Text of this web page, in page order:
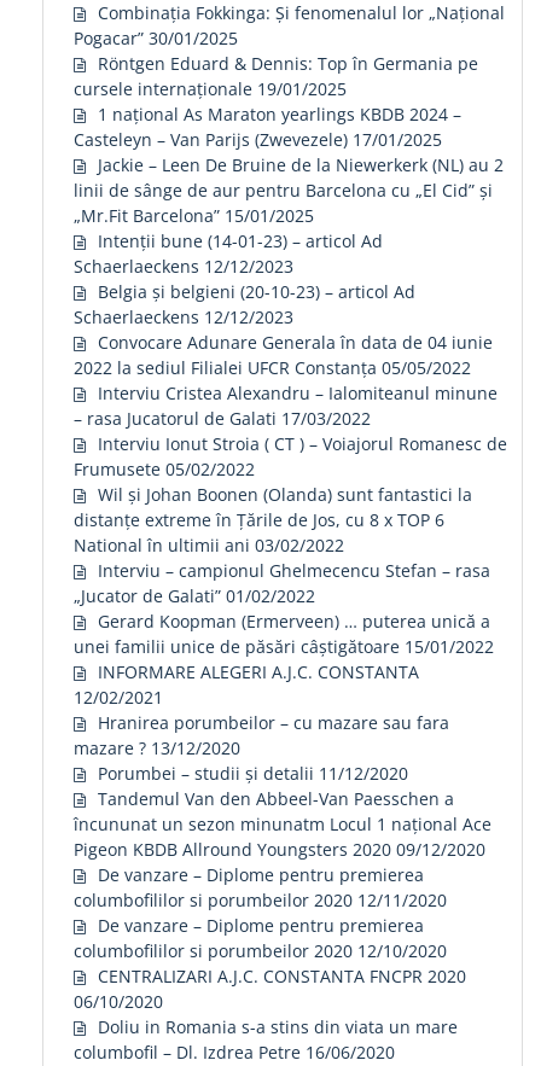
Combinația Fokkinga: Și fenomenalul lor „Național
Pogacar” 30/01/2025
Röntgen Eduard & Dennis: Top în Germania pe
cursele internaționale 19/01/2025
1 național As Maraton yearlings KBDB 2024 –
Casteleyn – Van Parijs (Zwevezele) 17/01/2025
Jackie – Leen De Bruine de la Niewerkerk (NL) au 2
linii de sânge de aur pentru Barcelona cu „El Cid” și
„Mr.Fit Barcelona” 15/01/2025
Intenții bune (14-01-23) – articol Ad
Schaerlaeckens 12/12/2023
Belgia și belgieni (20-10-23) – articol Ad
Schaerlaeckens 12/12/2023
Convocare Adunare Generala în data de 04 iunie
2022 la sediul Filialei UFCR Constanța 05/05/2022
Interviu Cristea Alexandru – Ialomiteanul minune
– rasa Jucatorul de Galati 17/03/2022
Interviu Ionut Stroia ( CT ) – Voiajorul Romanesc de
Frumusete 05/02/2022
Wil și Johan Boonen (Olanda) sunt fantastici la
distanțe extreme în Țările de Jos, cu 8 x TOP 6
National în ultimii ani 03/02/2022
Interviu – campionul Ghelmecencu Stefan – rasa
„Jucator de Galati” 01/02/2022
Gerard Koopman (Ermerveen) … puterea unică a
unei familii unice de păsări câștigătoare 15/01/2022
INFORMARE ALEGERI A.J.C. CONSTANTA
12/02/2021
Hranirea porumbeilor – cu mazare sau fara
mazare ? 13/12/2020
Porumbei – studii și detalii 11/12/2020
Tandemul Van den Abbeel-Van Paesschen a
încununat un sezon minunatm Locul 1 național Ace
Pigeon KBDB Allround Youngsters 2020 09/12/2020
De vanzare – Diplome pentru premierea
columbofililor si porumbeilor 2020 12/11/2020
De vanzare – Diplome pentru premierea
columbofililor si porumbeilor 2020 12/10/2020
CENTRALIZARI A.J.C. CONSTANTA FNCPR 2020
06/10/2020
Doliu in Romania s-a stins din viata un mare
columbofil – Dl. Izdrea Petre 16/06/2020